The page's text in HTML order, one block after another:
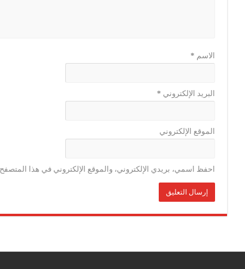
الاسم *
البريد الإلكتروني *
الموقع الإلكتروني
احفظ اسمي، بريدي الإلكتروني، والموقع الإلكتروني في هذا